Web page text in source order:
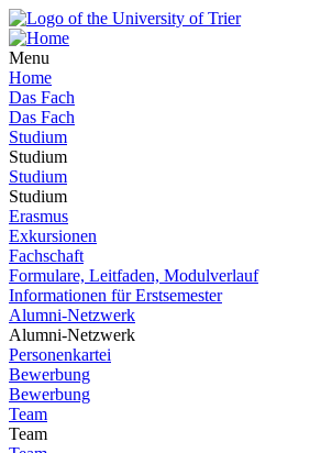
Menu
Home
Das Fach
Das Fach
Studium
Studium
Studium
Studium
Erasmus
Exkursionen
Fachschaft
Formulare, Leitfaden, Modulverlauf
Informationen für Erstsemester
Alumni-Netzwerk
Alumni-Netzwerk
Personenkartei
Bewerbung
Bewerbung
Team
Team